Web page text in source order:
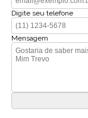
Digite seu telefone
Mensagem